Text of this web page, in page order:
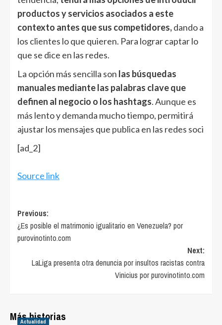
productos y servicios asociados a este
contexto antes que sus competidores,dando a
los clientes lo que quieren. Para lograr captar lo
que se dice en las redes.
La opción más sencilla son las búsquedas
manuales mediante las palabras clave que
definen al negocio o los hashtags. Aunque es
más lento y demanda mucho tiempo, permitirá
ajustar los mensajes que publica en las redes soci
[ad_2]
Source link
Post
navigation
Previous:
¿Es posible el matrimonio igualitario en Venezuela? por
purovinotinto.com
Next:
LaLiga presenta otra denuncia por insultos racistas contra
Vinicius por purovinotinto.com
Más historias
Actualidad